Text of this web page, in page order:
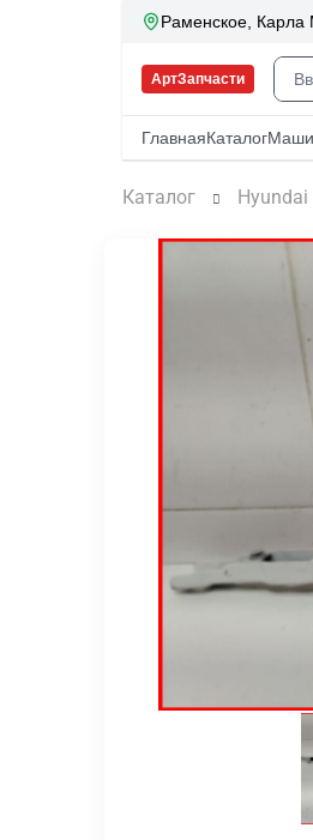
Каталог Hyundai